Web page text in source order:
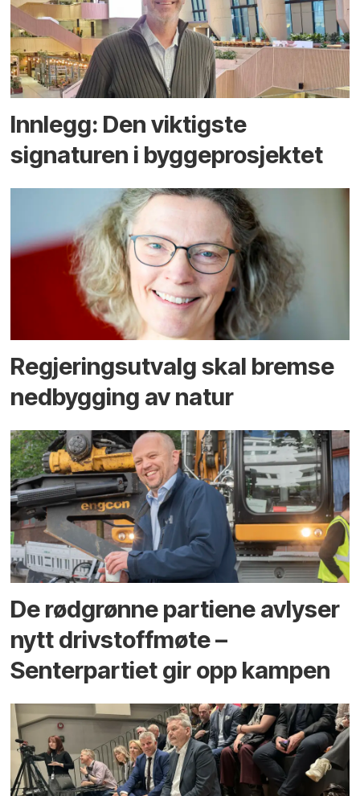
Innlegg: Den viktigste
signaturen i bygge­­prosjektet
Regjerings­utvalg skal bremse
ned­bygging av natur
De rødgrønne partiene avlyser
nytt drivstoffmøte –
Senterpartiet gir opp kampen